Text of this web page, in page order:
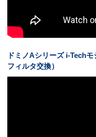
ドミノAシリーズ i-Tech
フィルタ交換）